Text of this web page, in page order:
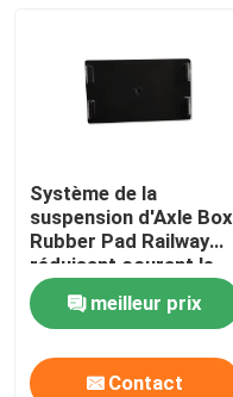
Système de la
suspension d'Axle Box
Rubber Pad Railway
réduisant courant le
frottement
meilleur prix
Contact